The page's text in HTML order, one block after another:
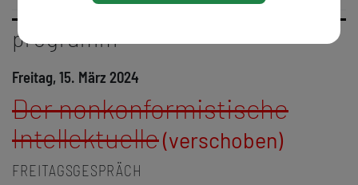
programm
Freitag, 15. März 2024
Der nonkonformistische
Intellektuelle
FREITAGSGESPRÄCH